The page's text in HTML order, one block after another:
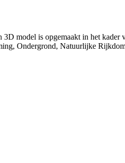
model is opgemaakt in het kader
Ondergrond, Natuurlijke